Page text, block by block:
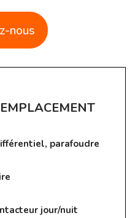
nous
parafoudre
jour/nuit